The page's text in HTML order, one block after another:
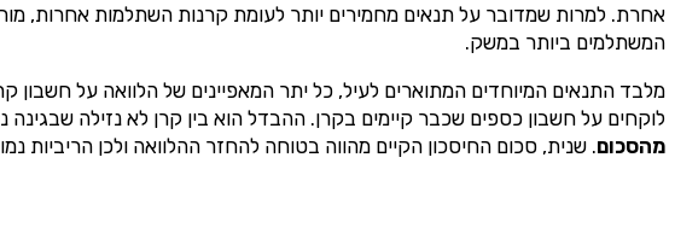
אחרת. למרות שמדובר על תנאים מחמירים יותר לעומת קרנות השתלמות אחרות,
המשתלמים ביותר במשק.
מלבד התנאים המיוחדים המתוארים לעיל, כל יתר המאפיינים של הלוואה על
לוקחים על חשבון כספים שכבר קיימים בקרן. ההבדל הוא בין קרן לא נזילה שבגינה
מהסכום. שנית, סכום החיסכון הקיים מהווה בטוחה להחזר ההלוואה ולכן הריביות